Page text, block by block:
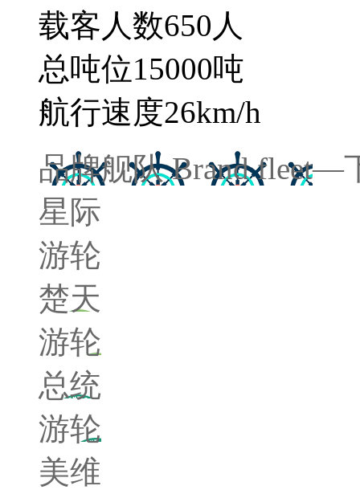
载客人数650 人
总吨位15000吨
航行速度26km/h
品牌舰队Brand fleet—
星际
游轮
楚天
游轮
总统
游轮
美维